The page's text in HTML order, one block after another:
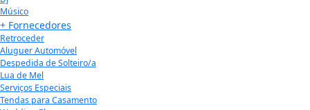
Músico
+ Fornecedores
Retroceder
Aluguer Automóvel
Despedida de Solteiro/a
Lua de Mel
Serviços Especiais
Tendas para Casamento